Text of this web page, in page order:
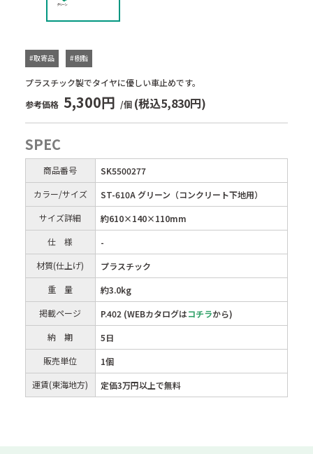
プラスチック製でタイヤに優しい車止めです。
#取寄品 #樹脂
参考価格 5,300円 /個 (税込5,830円)
SPEC
商品番号
SK5500277
カラー/サイズ
ST-610A グリーン（コンクリート下地用）
サイズ詳細
約610×140×110mm
仕 様
-
材質(仕上げ)
プラスチック
重 量
約3.0kg
掲載ページ
P.402 (WEBカタログはコチラから)
納 期
5日
販売単位
1個
運賃(東海地方)
定価3万円以上で無料